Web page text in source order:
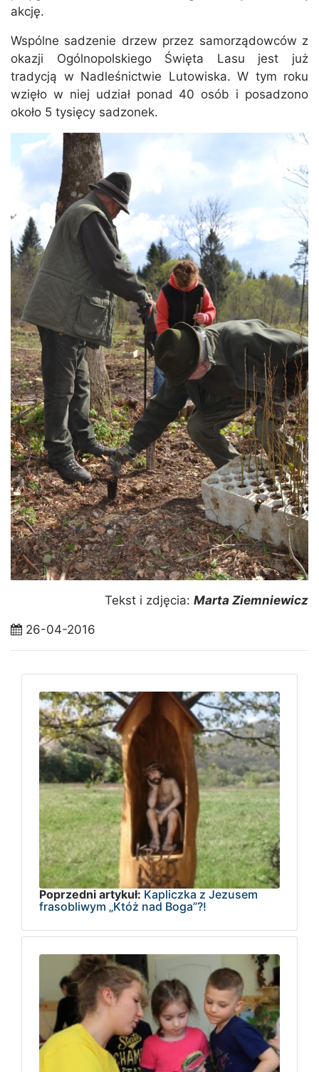
akcję.
Wspólne sadzenie drzew przez samorządowców z
okazji Ogólnopolskiego Święta Lasu jest już
tradycją w Nadleśnictwie Lutowiska. W tym roku
wzięło w niej udział ponad 40 osób i posadzono
około 5 tysięcy sadzonek.
Tekst i zdjęcia: Marta Ziemniewicz
26-04-2016
Poprzedni artykuł: Kapliczka z Jezusem
frasobliwym „Któż nad Boga”?!